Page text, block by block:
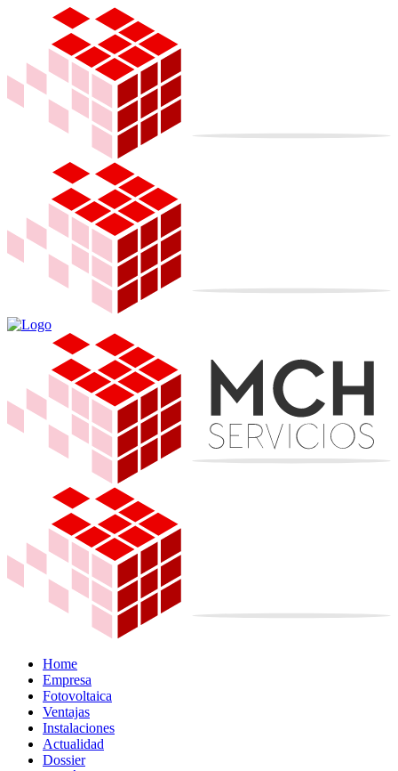
Home
Empresa
Fotovoltaica
Ventajas
Instalaciones
Actualidad
Dossier